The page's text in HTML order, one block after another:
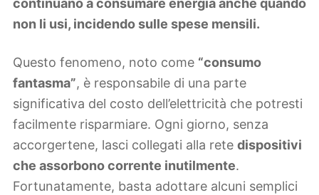
continuano a consumare energia anche quando
non li usi, incidendo sulle spese mensili.
Questo fenomeno, noto come “consumo
fantasma”, è responsabile di una parte
significativa del costo dell’elettricità che potresti
facilmente risparmiare. Ogni giorno, senza
accorgertene, lasci collegati alla rete dispositivi
che assorbono corrente inutilmente.
Fortunatamente, basta adottare alcuni semplici